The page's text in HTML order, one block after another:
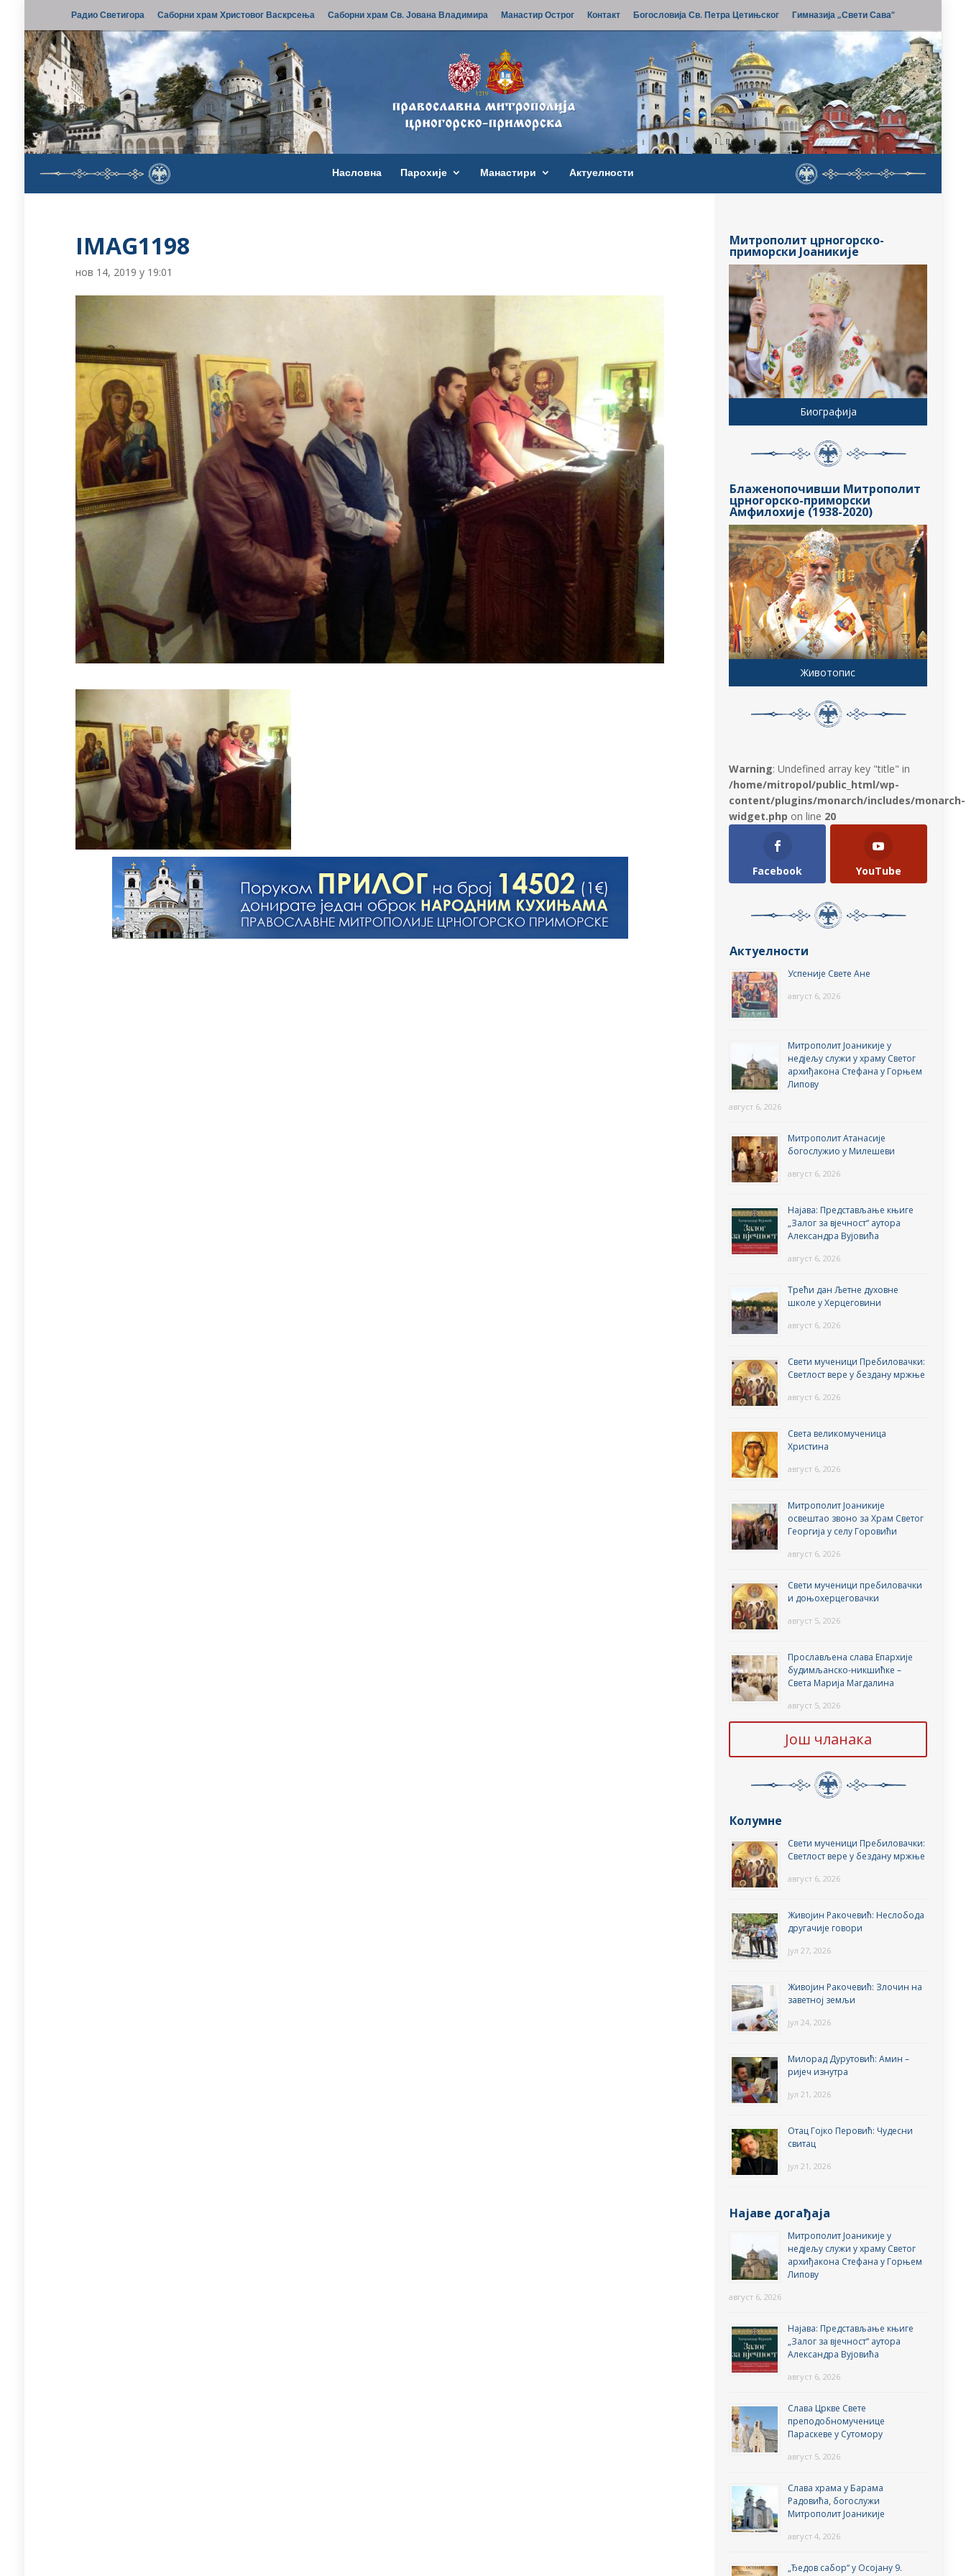
Радио Светигора Саборни храм Христовог Васкрсења Саборни храм Св. Јована Владимира Манастир Острог Контакт Богословија Св. Петра Цетињског Гимназија „Свети Сава“
Насловна Парохије Манастири Актуелности
IMAG1198
нов 14, 2019 у 19:01
Митрополит црногорско-
приморски Јоаникије
Биографија
Блаженопочивши Митрополит
црногорско-приморски
Амфилохије (1938-2020)
Животопис
Warning: Undefined array key "title" in
/home/mitropol/public_html/wp-
content/plugins/monarch/includes/monarch-
widget.php on line 20
Facebook YouTube
Актуелности
Успеније Свете Ане
август 6, 2026
Митрополит Јоаникије у
недјељу служи у храму Светог
архиђакона Стефана у Горњем
Липову
август 6, 2026
Митрополит Атанасије
богослужио у Милешеви
август 6, 2026
Најава: Представљање књиге
„Залог за вјечност“ аутора
Александра Вујовића
август 6, 2026
Трећи дан Љетне духовне
школе у Херцеговини
август 6, 2026
Свети мученици Пребиловачки:
Светлост вере у бездану мржње
август 6, 2026
Света великомученица
Христина
август 6, 2026
Митрополит Јоаникије
освештао звоно за Храм Светог
Георгија у селу Горовићи
август 6, 2026
Свети мученици пребиловачки
и доњохерцеговачки
август 5, 2026
Прослављена слава Епархије
будимљанско-никшићке –
Света Марија Магдалина
август 5, 2026
Још чланака
Колумне
Свети мученици Пребиловачки:
Светлост вере у бездану мржње
август 6, 2026
Живојин Ракочевић: Неслобода
другачије говори
јул 27, 2026
Живојин Ракочевић: Злочин на
заветној земљи
јул 24, 2026
Милорад Дурутовић: Амин –
ријеч изнутра
јул 21, 2026
Отац Гојко Перовић: Чудесни
свитац
јул 21, 2026
Најаве догађаја
Митрополит Јоаникије у
недјељу служи у храму Светог
архиђакона Стефана у Горњем
Липову
август 6, 2026
Најава: Представљање књиге
„Залог за вјечност“ аутора
Александра Вујовића
август 6, 2026
Слава Цркве Свете
преподобномученице
Параскеве у Сутомору
август 5, 2026
Слава храма у Барама
Радовића, богослужи
Митрополит Јоаникије
август 4, 2026
„Ђедов сабор“ у Осојану 9.